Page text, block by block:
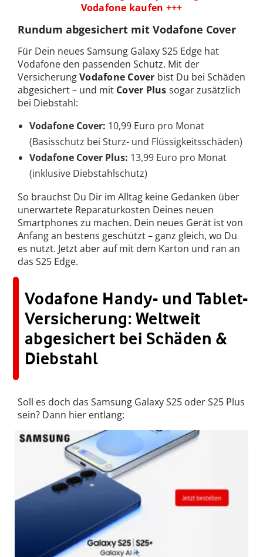
Vodafone kaufen +++
Rundum abgesichert mit Vodafone Cover
Für Dein neues Samsung Galaxy S25 Edge hat
Vodafone den passenden Schutz. Mit der
VersicherungVodafone Cover bist Du bei Schäden
abgesichert – und mit Cover Plus sogar zusätzlich
bei Diebstahl:
Vodafone Cover: 10,99 Euro pro Monat
(Basisschutz bei Sturz- und Flüssigkeitsschäden)
Vodafone Cover Plus: 13,99 Euro pro Monat
(inklusive Diebstahlschutz)
So brauchst Du Dir im Alltag keine Gedanken über
unerwartete Reparaturkosten Deines neuen
Smartphones zu machen. Dein neues Gerät ist von
Anfang an bestens geschützt – ganz gleich, wo Du
es nutzt. Jetzt aber auf mit dem Karton und ran an
das S25 Edge.
Vodafone Handy- und Tablet-
Versicherung: Weltweit
abgesichert bei Schäden &
Diebstahl
Soll es doch das Samsung Galaxy S25 oder S25 Plus
sein? Dann hier entlang: